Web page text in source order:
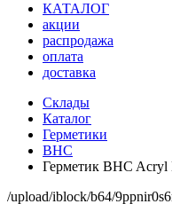
КАТАЛОГ
акции
распродажа
оплата
доставка
Склады
Каталог
Герметики
BHC
Герметик BHC Acryl
/upload/iblock/b64/